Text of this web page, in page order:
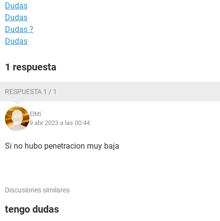
Dudas
Dudas
Dudas ?
Dudas
1 respuesta
RESPUESTA 1 / 1
Eltiti
9 abr 2023 a las 00:44
Si no hubo penetracion muy baja
Discusiones similares
tengo dudas